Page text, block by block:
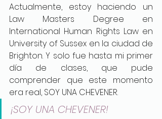
Actualmente, estoy haciendo un
Law Masters Degree en
International Human Rights Law en
University of Sussex en la ciudad de
Brighton. Y solo fue hasta mi primer
día de clases, que pude
comprender que este momento
era real, SOY UNA CHEVENER.
¡SOY UNA CHEVENER!